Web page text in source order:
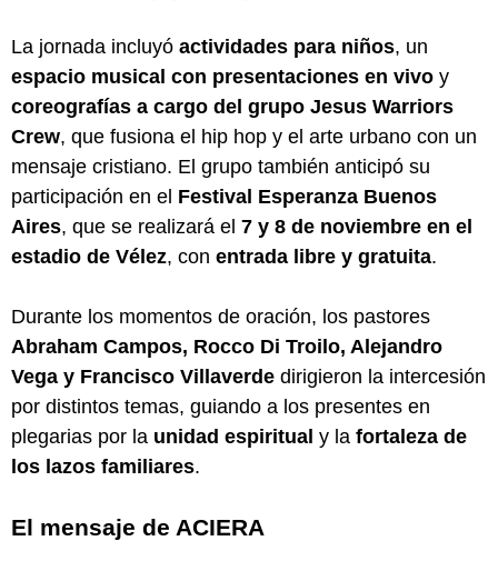
La jornada incluyó actividades para niños, un
espacio musical con presentaciones en vivo y
coreografías a cargo del grupo Jesus Warriors
Crew, que fusiona el hip hop y el arte urbano con un
mensaje cristiano. El grupo también anticipó su
participación en el Festival Esperanza Buenos
Aires, que se realizará el 7 y 8 de noviembre en el
estadio de Vélez, con entrada libre y gratuita.
Durante los momentos de oración, los pastores
Abraham Campos, Rocco Di Troilo, Alejandro
Vega y Francisco Villaverde dirigieron la intercesión
por distintos temas, guiando a los presentes en
plegarias por la unidad espiritual y la fortaleza de
los lazos familiares.
El mensaje de ACIERA